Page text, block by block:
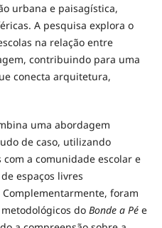
urbana e paisagística,
A pesquisa explora o
na relação entre
contribuindo para uma
conecta arquitetura,
uma abordagem
de caso, utilizando
a comunidade escolar e
espaços livres
foram
do Bonde a Pée